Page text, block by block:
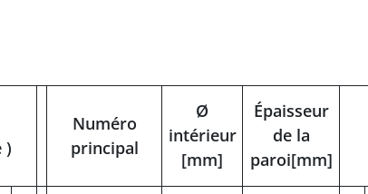
)
Numéro
principal
Ø
intérieur
[mm]
Épaisseur
de la
paroi[mm]